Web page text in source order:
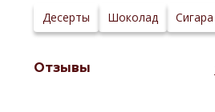
Сайт
производителя:
Десерты Шоколад Сигара
Отзывы